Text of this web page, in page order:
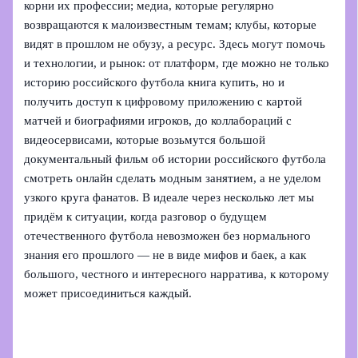
корни их профессии; медиа, которые регулярно
возвращаются к малоизвестным темам; клубы, которые
видят в прошлом не обузу, а ресурс. Здесь могут помочь
и технологии, и рынок: от платформ, где можно не только
историю российского футбола книга купить, но и
получить доступ к цифровому приложению с картой
матчей и биографиями игроков, до коллабораций с
видеосервисами, которые возьмутся большой
документальный фильм об истории российского футбола
смотреть онлайн сделать модным занятием, а не уделом
узкого круга фанатов. В идеале через несколько лет мы
придём к ситуации, когда разговор о будущем
отечественного футбола невозможен без нормального
знания его прошлого — не в виде мифов и баек, а как
большого, честного и интересного нарратива, к которому
может присоединиться каждый.